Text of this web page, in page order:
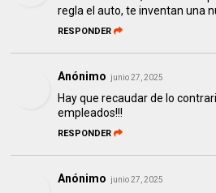
regla el auto, te inventan una
RESPONDER
Anónimo junio 27, 2025
Hay que recaudar de lo
empleados!!!
RESPONDER
Anónimo junio 27, 2025